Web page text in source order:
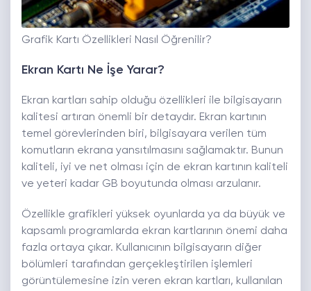
Grafik Kartı Özellikleri Nasıl Öğrenilir?
Ekran Kartı Ne İşe Yarar?
Ekran kartları sahip olduğu özellikleri ile bilgisayarın
kalitesi artıran önemli bir detaydır. Ekran kartının
temel görevlerinden biri, bilgisayara verilen tüm
komutların ekrana yansıtılmasını sağlamaktır. Bunun
kaliteli, iyi ve net olması için de ekran kartının kaliteli
ve yeteri kadar GB boyutunda olması arzulanır.
Özellikle grafikleri yüksek oyunlarda ya da büyük ve
kapsamlı programlarda ekran kartlarının önemi daha
fazla ortaya çıkar. Kullanıcının bilgisayarın diğer
bölümleri tarafından gerçekleştirilen işlemleri
görüntülemesine izin veren ekran kartları, kullanılan